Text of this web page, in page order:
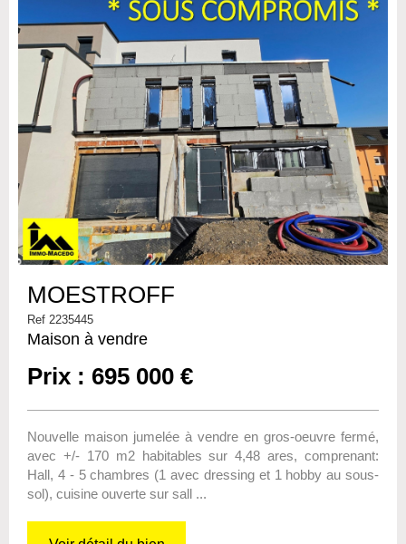
MOESTROFF
Ref 2235445
Maison à vendre
Prix : 695 000 €
Nouvelle maison jumelée à vendre en gros-oeuvre fermé,
avec +/- 170 m2 habitables sur 4,48 ares, comprenant:
Hall, 4 - 5 chambres (1 avec dressing et 1 hobby au sous-
sol), cuisine ouverte sur sall ...